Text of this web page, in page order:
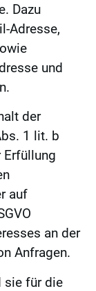
Dazu
Adresse,
und
der
1 lit. b
Erfüllung
auf
an der
Anfragen.
sie für die